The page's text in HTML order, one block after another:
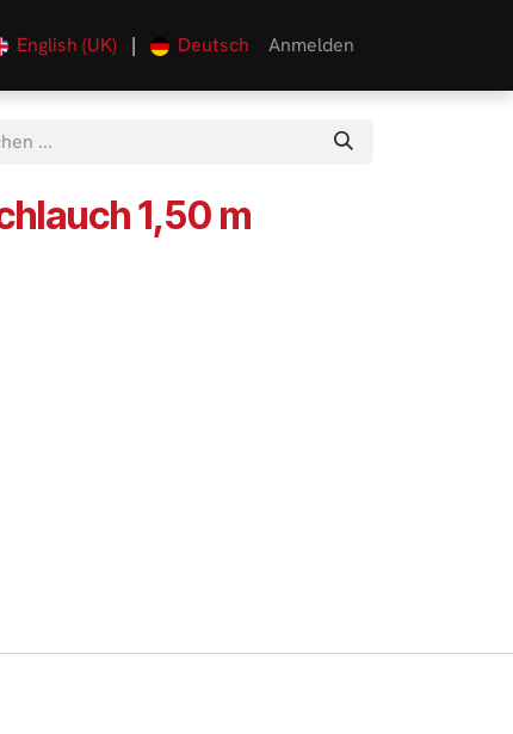
English (UK) | Deutsch Anmelden
1,50 m